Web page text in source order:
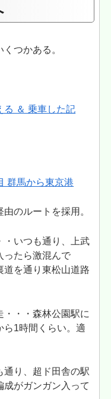
つかある。
る ＆ 乗車した記
群馬から東京港
のルートを採用。
・いつも通り、上武
ったら激混んで
道を通り東松山道路
・・森林公園駅に
ら1時間くらい。適
通り、超ド田舎の駅
成がガンガン入って